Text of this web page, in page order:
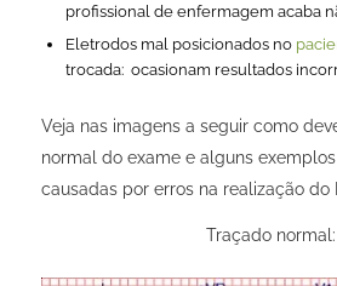
profissional de enfermagem acaba
Eletrodos mal posicionados no
trocada: ocasionam resultados
Veja nas imagens a seguir como
normal do exame e alguns
causadas por erros na realização do
Traçado normal: